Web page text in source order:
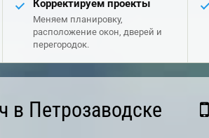
Корректируем проекты
Меняем планировку,
расположение окон, дверей и
перегородок.
Петрозаводске